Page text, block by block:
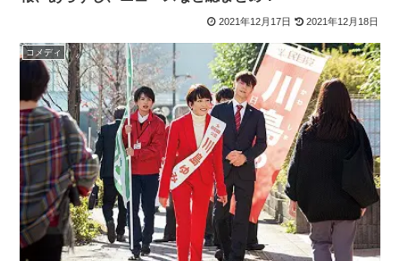
2021年12月17日 2021年12月18日
コメディ